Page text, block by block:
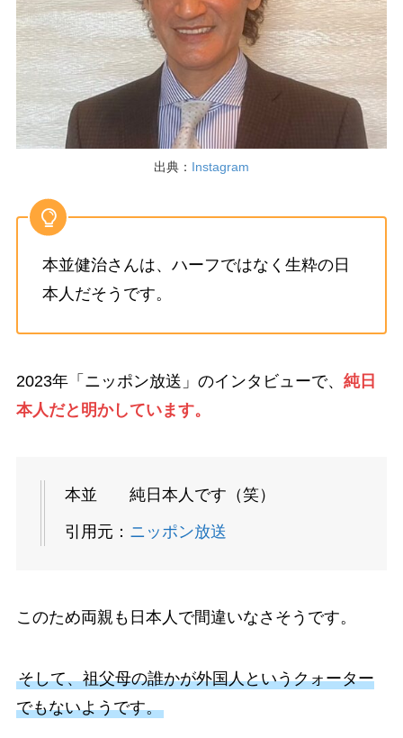
出典： Instagram
本並健治さんは、ハーフではなく生粋の日
本人だそうです。
2023年「ニッポン放送」のインタビューで、 純日
本人だと明かしています。
本並 純日本人です（笑）
引用元： ニッポン放送
このため両親も日本人で間違いなさそうです。
そして、祖父母の誰かが外国人というクォーター
でもないようです。